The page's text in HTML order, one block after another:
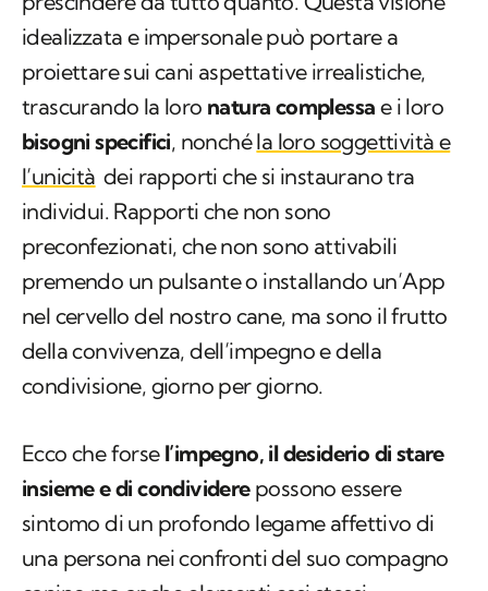
trascurando la loro natura complessa
e i loro
bisogni specifici, nonchéla loro soggettività e
l’unicità
dei rapporti che si instaurano tra
individui. Rapporti che non sono
preconfezionati, che non sono attivabili
premendo un pulsante o installando un’ App
nel cervello del nostro cane, ma sono il frutto
della convivenza, dell’impegno e della
condivisione, giorno per giorno.
Ecco che forsel’impegno, il desiderio di stare
insieme e di condividere possono essere
una persona nei confronti del suo compagno
canino ma anche elementi essi stessi
dell’amare qualcuno. Amiamo i cani perché
amiamo amare? Perché amiamo accudire?